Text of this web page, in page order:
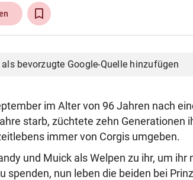
bevorzugte Google-Quelle hinzufügen
im Alter von 96 Jahren nach
starb, züchtete zehn Generationen
immer von Corgis umgeben.
und Muick als Welpen zu ihr, um ihr
spenden, nun leben die beiden bei Prinz